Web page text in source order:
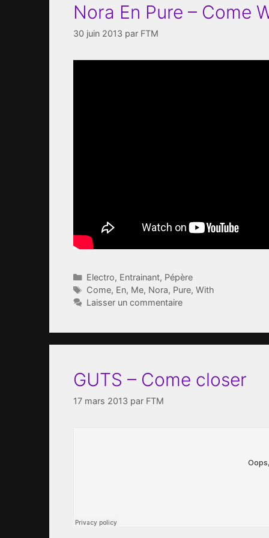
Nora En Pure – Come
30 juin 2013 par FTM
Catégories
Electro, Entrainant, Pépère
Étiquettes
Come, En, Me, Nora, Pure, With
Laisser un commentaire
GUTS – Come closer
17 mars 2013 par FTM